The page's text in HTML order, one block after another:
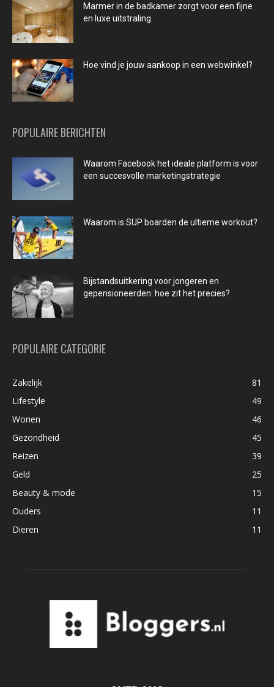
Marmer in de badkamer zorgt voor een fijne
en luxe uitstraling
Hoe vind je jouw aankoop in een webwinkel?
POPULAIRE BERICHTEN
Waarom Facebook het ideale platform is voor
een succesvolle marketingstrategie
Waarom is SUP boarden de ultieme workout?
Bijstandsuitkering voor jongeren en
gepensioneerden: hoe zit het precies?
POPULAIRE CATEGORIE
Zakelijk
81
Lifestyle
49
Wonen
46
Gezondheid
45
Reizen
39
Geld
25
Beauty & mode
15
Ouders
11
Dieren
11